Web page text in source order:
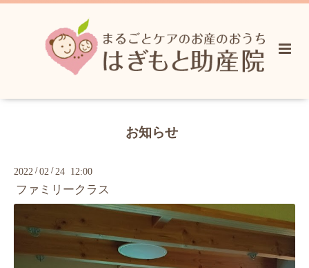
お知らせ
2022 /02 / 24 12:00
ファミリークラス